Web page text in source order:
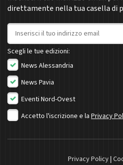
direttamente nella tua casella di
Indirizzo email
Scegli le tue edizioni:
News Alessandria
News Pavia
Eventi Nord-Ovest
Accetto l'iscrizione e la Privacy
Privacy Policy|